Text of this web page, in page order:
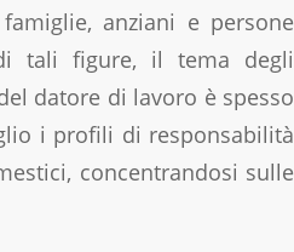
anziani e persone
tali figure, il tema degli
datore di lavoro è spesso
i profili di responsabilità
concentrandosi sulle